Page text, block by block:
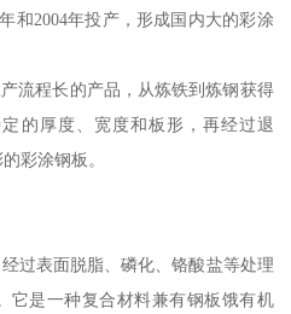
和2004年投产，形成国内大的彩涂
程长的产品，从炼铁到炼钢获得
的厚度、宽度和板形，再经过退
彩涂钢板。
过表面脱脂、磷化、铬酸盐等处理
它是一种复合材料兼有钢板饿有机